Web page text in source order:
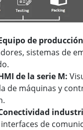
de
sistemas de
de la serie M:
de máquinas y
de